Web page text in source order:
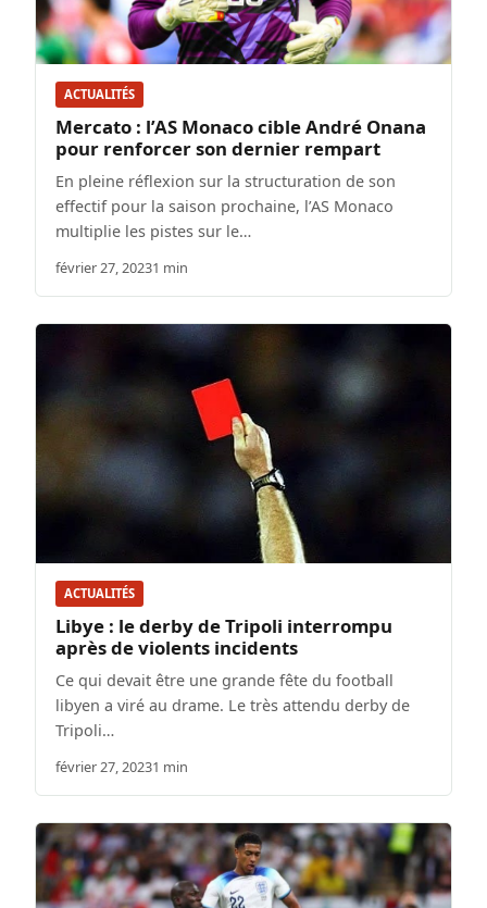
ACTUALITÉS
Mercato : l’AS Monaco cible André Onana
pour renforcer son dernier rempart
En pleine réflexion sur la structuration de son
effectif pour la saison prochaine, l’AS Monaco
multiplie les pistes sur le…
février 27, 20231 min
ACTUALITÉS
Libye : le derby de Tripoli interrompu
après de violents incidents
Ce qui devait être une grande fête du football
libyen a viré au drame. Le très attendu derby de
Tripoli…
février 27, 20231 min